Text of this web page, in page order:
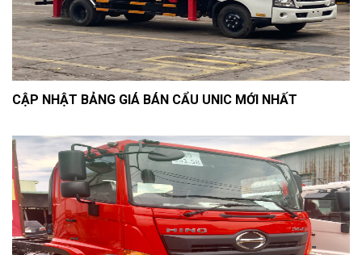
CẬP NHẬT BẢNG GIÁ BÁN CẨU UNIC MỚI NHẤT